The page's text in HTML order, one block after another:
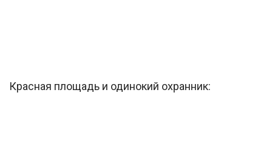
Красная площадь и одинокий охранник: